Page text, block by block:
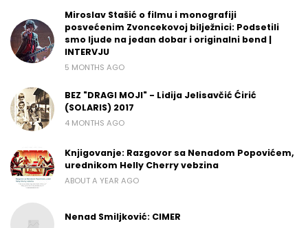
Miroslav Stašić o filmu i monografiji
posvećenim Zvoncekovoj bilježnici: Podsetili
smo ljude na jedan dobar i originalni bend |
INTERVJU
5 MONTHS AGO
BEZ "DRAGI MOJI" - Lidija Jelisavčić Ćirić
(SOLARIS) 2017
4 MONTHS AGO
Knjigovanje: Razgovor sa Nenadom Popovićem,
urednikom Helly Cherry vebzina
ABOUT A YEAR AGO
Nenad Smiljković: CIMER